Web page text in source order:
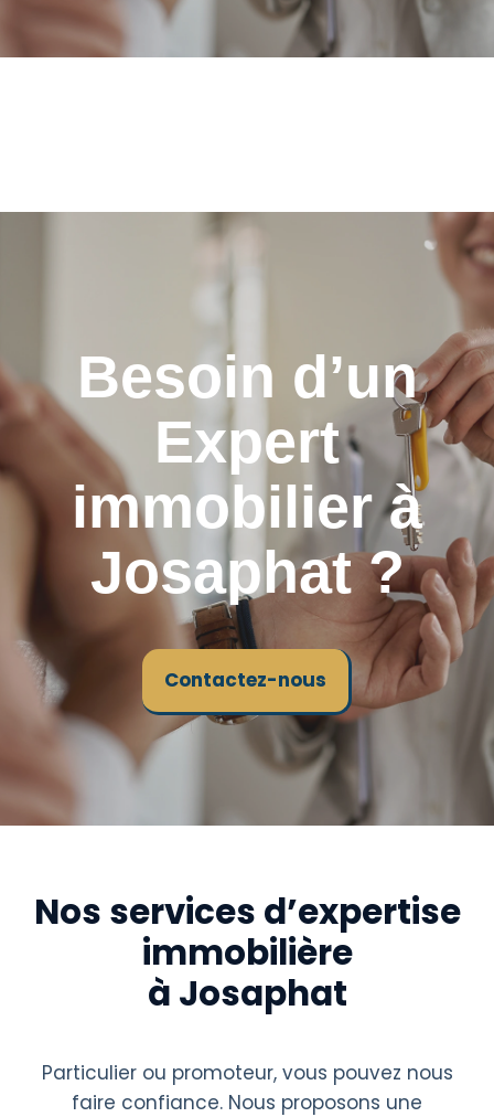
Besoin d’un
Expert
immobilier à
Josaphat ?
Contactez-nous
Nos services d’expertise
immobilière
à Josaphat
Particulier ou promoteur, vous pouvez nous
faire confiance. Nous proposons une